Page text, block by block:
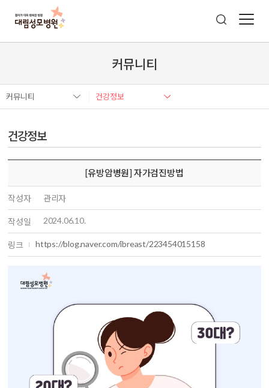
커뮤니티
커뮤니티 건강정보
건강정보
[유방암병원] 자가검진방법
작성자 관리자
작성일 2024.06.10.
링크 https://blog.naver.com/ibreast/223454015158